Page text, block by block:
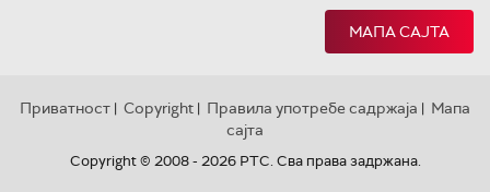
МАПА САЈТА
Приватност | Copyright | Правила употребе садржаја | Мапа
сајта
Copyright © 2008 - 2026 РТС. Сва права задржана.